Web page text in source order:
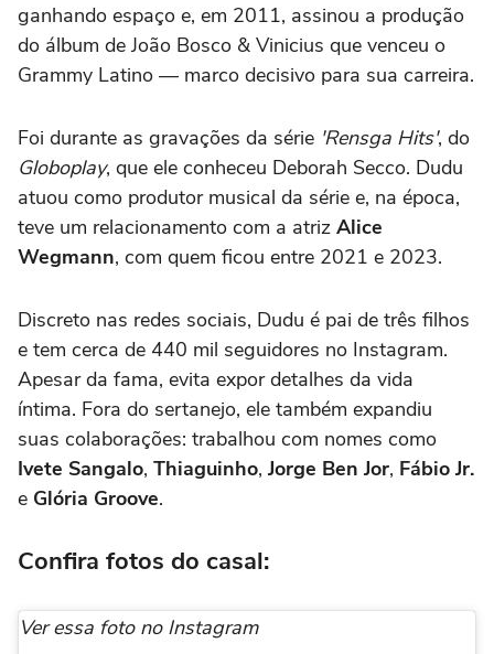
ganhando espaço e, em 2011, assinou a produção
do álbum de João Bosco & Vinicius que venceu o
Grammy Latino — marco decisivo para sua carreira.
Foi durante as gravações da série 'Rensga Hits', do
Globoplay, que ele conheceu Deborah Secco. Dudu
atuou como produtor musical da série e, na época,
teve um relacionamento com a atriz Alice
Wegmann, com quem ficou entre 2021 e 2023.
Discreto nas redes sociais, Dudu é pai de três filhos
e tem cerca de 440 mil seguidores no Instagram.
Apesar da fama, evita expor detalhes da vida
íntima. Fora do sertanejo, ele também expandiu
suas colaborações: trabalhou com nomes como
Ivete Sangalo, Thiaguinho, Jorge Ben Jor, Fábio Jr.
e Glória Groove.
Confira fotos do casal:
Ver essa foto no Instagram